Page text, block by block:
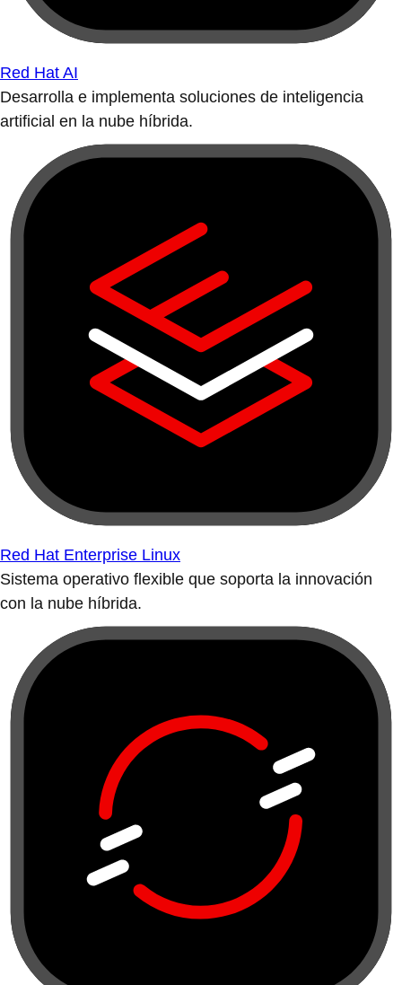
Red Hat AI
Desarrolla e implementa soluciones de inteligencia
artificial en la nube híbrida.
Red Hat Enterprise Linux
Sistema operativo flexible que soporta la innovación
con la nube híbrida.